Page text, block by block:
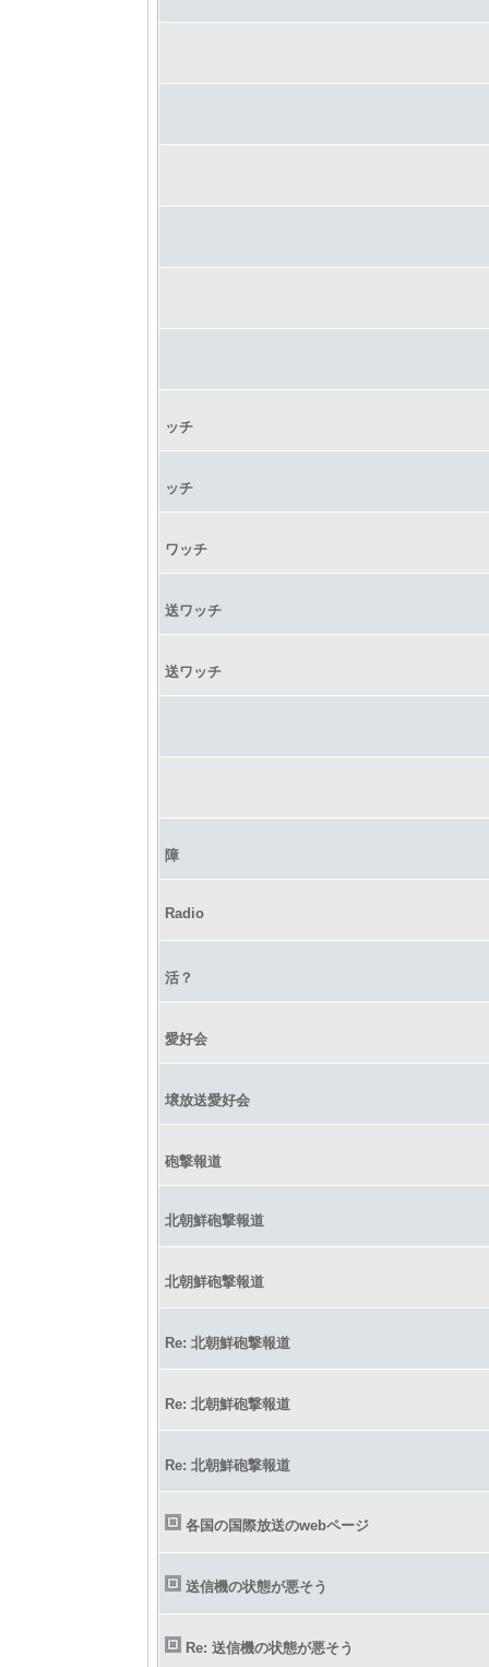
ッチ
ッチ
ワッチ
送ワッチ
送ワッチ
障
Radio
活？
愛好会
壌放送愛好会
砲撃報道
北朝鮮砲撃報道
北朝鮮砲撃報道
Re: 北朝鮮砲撃報道
Re: 北朝鮮砲撃報道
Re: 北朝鮮砲撃報道
各国の国際放送のwebページ
送信機の状態が悪そう
Re: 送信機の状態が悪そう